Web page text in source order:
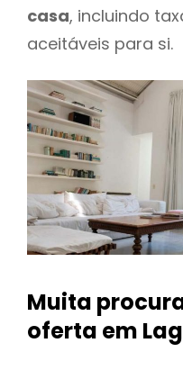
casa, incluindo
aceitáveis para si.
Muita
oferta em